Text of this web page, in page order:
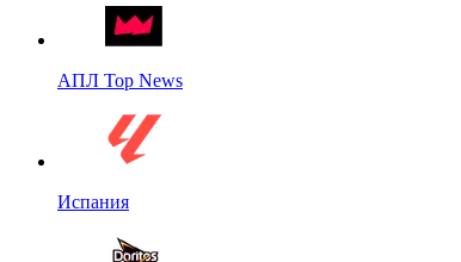
АПЛ Top News
Испания